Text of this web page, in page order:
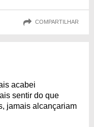
COMPARTILHAR
acabei
sentir do que
jamais alcançariam